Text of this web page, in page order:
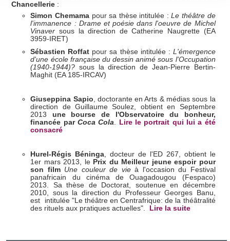
consentement à tout moment à partir de la déclaration sur
les cookies.
Les cookies nous permettent de personnaliser le contenu
et les annonces, d'offrir des fonctionnalités relatives aux
médias sociaux et d'analyser notre trafic. Nous
notre site avec nos partenaires de médias sociaux, de
publicité et d'analyse, qui peuvent combiner celles-ci avec
d'autres informations que vous leur avez fournies ou qu'ils
Chancellerie :
Simon Chemamapour sa thèse intitulée :Le théâtre de
l'immanence : Drame et poésie dans l'oeuvre de Michel
Vinaver sous la direction de Catherine Naugrette (EA
3959-IRET)
Sébastien Roffat pour sa thèse intitulée : L'émergence
d'une école française du dessin animé sous l'Occupation
(1940-1944)? sous la direction de Jean-Pierre Bertin-
Maghit (EA 185-IRCAV)
Giuseppina Sapio, doctorante en Arts & médias sous la
direction de Guillaume Soulez, obtient en Septembre
2013 une bourse de l'Observatoire du bonheur,
financée parCoca Cola. Lire le portrait qui lui a été
consacré
Hurel-Régis Béninga, docteur de l'ED 267, obtient le
1er mars 2013, le Prix du Meilleur jeune espoir pour
son film Une couleur de vieà l'occasion du Festival
panafricain du cinéma de Ouagadougou (Fespaco)
2013. Sa thèse de Doctorat, soutenue en décembre
2010, sous la direction du Professeur Georges Banu,
est intitulée "Le théâtre en Centrafrique: de la théâtralité
des rituels aux pratiques actuelles".
Lire la suite